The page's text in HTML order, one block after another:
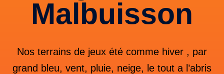
Malbuisson
Nos terrains de jeux été comme hiver , par
grand bleu, vent, pluie, neige, le tout a l’abris